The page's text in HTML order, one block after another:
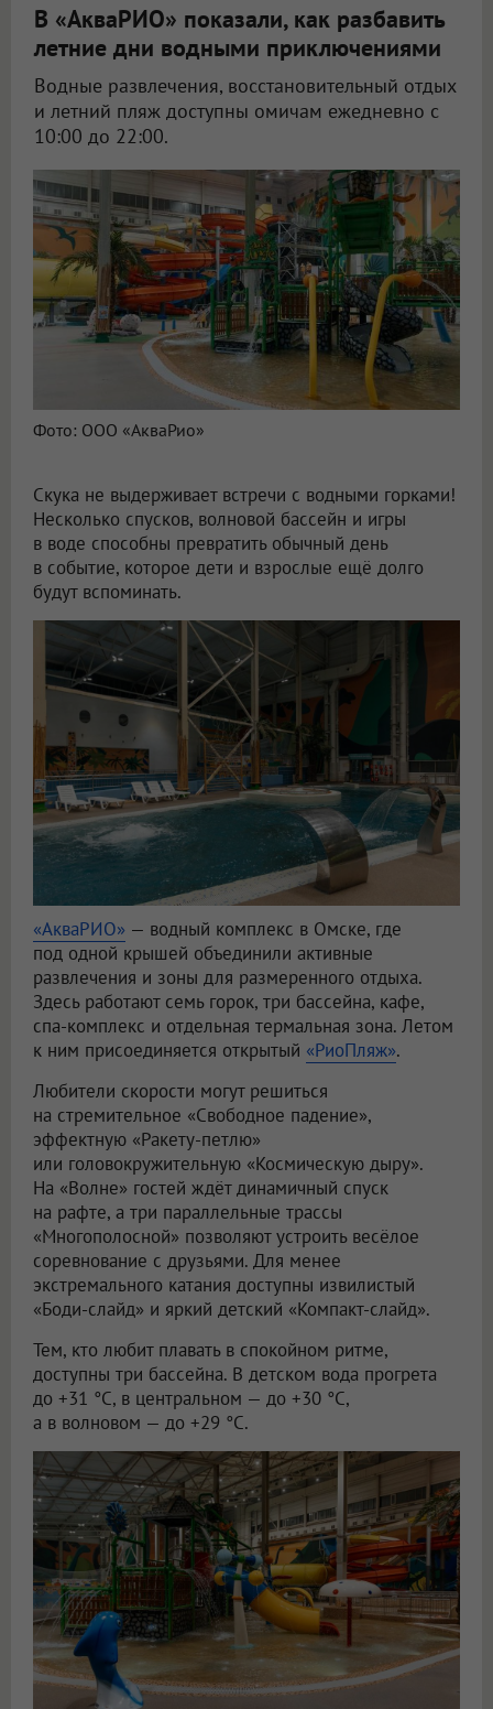
В «АкваРИО» показали, как разбавить
летние дни водными приключениями
Водные развлечения, восстановительный отдых
и летний пляж доступны омичам ежедневно с
10:00 до 22:00.
Фото: ООО «АкваРио»
Скука не выдерживает встречи с водными горками!
Несколько спусков, волновой бассейн и игры
в воде способны превратить обычный день
в событие, которое дети и взрослые ещё долго
будут вспоминать.
«АкваРИО» — водный комплекс в Омске, где
под одной крышей объединили активные
развлечения и зоны для размеренного отдыха.
Здесь работают семь горок, три бассейна, кафе,
спа-комплекс и отдельная термальная зона. Летом
к ним присоединяется открытый «РиоПляж».
Любители скорости могут решиться
на стремительное «Свободное падение»,
эффектную «Ракету-петлю»
или головокружительную «Космическую дыру».
На «Волне» гостей ждёт динамичный спуск
на рафте, а три параллельные трассы
«Многополосной» позволяют устроить весёлое
соревнование с друзьями. Для менее
экстремального катания доступны извилистый
«Боди-слайд» и яркий детский «Компакт-слайд».
Тем, кто любит плавать в спокойном ритме,
доступны три бассейна. В детском вода прогрета
до +31 °C, в центральном — до +30 °C,
а в волновом — до +29 °C.